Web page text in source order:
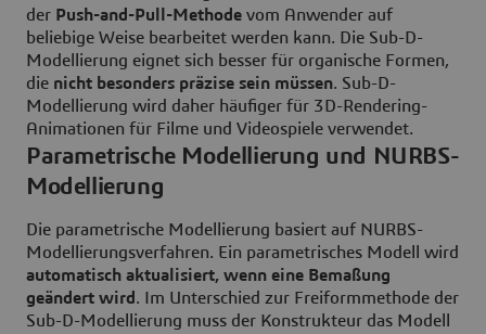
der Push-and-Pull-Methode vom Anwender auf
beliebige Weise bearbeitet werden kann. Die Sub-D-
Modellierung eignet sich besser für organische Formen,
die nicht besonders präzise sein müssen. Sub-D-
Modellierung wird daher häufiger für 3D-Rendering-
Animationen für Filme und Videospiele verwendet.
Parametrische Modellierung und NURBS-
Modellierung
Die parametrische Modellierung basiert auf NURBS-
Modellierungsverfahren. Ein parametrisches Modell wird
automatisch aktualisiert, wenn eine Bemaßung
geändert wird . Im Unterschied zur Freiformmethode der
Sub-D-Modellierung muss der Konstrukteur das Modell